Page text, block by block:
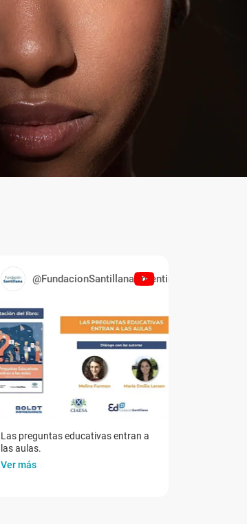
@FundacionSantillanaArgentina
Las preguntas educativas entran a
las aulas.
Ver más